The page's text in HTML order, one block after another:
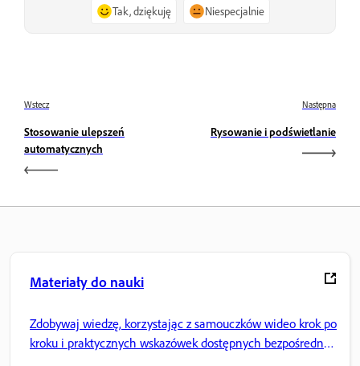
Tak, dziękuję Niespecjalnie
Wstecz
Stosowanie ulepszeń
automatycznych
Następna
Rysowanie i podświetlanie
Materiały do nauki
Zdobywaj wiedzę, korzystając z samouczków wideo krok po
kroku i praktycznych wskazówek dostępnych bezpośrednio